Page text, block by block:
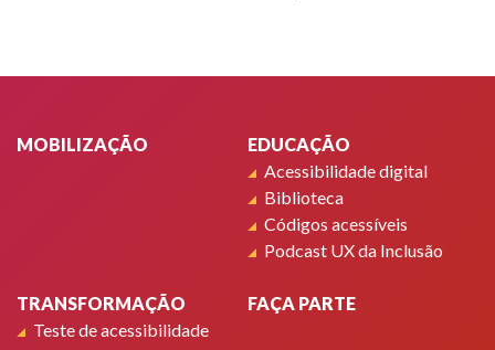
MOBILIZAÇÃO
EDUCAÇÃO
Acessibilidade digital
Biblioteca
Códigos acessíveis
Podcast UX da Inclusão
TRANSFORMAÇÃO
Teste de acessibilidade
FAÇA PARTE